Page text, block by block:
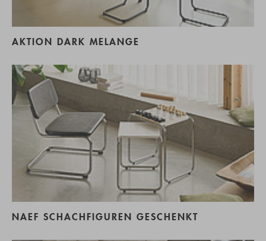
AKTION DARK MELANGE
NAEF SCHACHFIGUREN GESCHENKT